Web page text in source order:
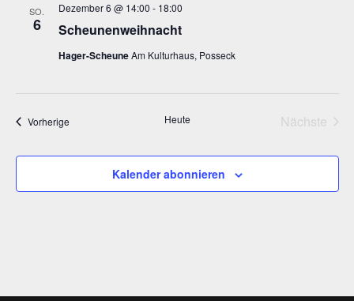
SO.
6 Scheunenweihnacht
Dezember 6 @ 14:00 - 18:00
Hager-ScheuneAm Kulturhaus, Posseck
VorherigeVeranstaltungen Heute
Nächste
Kalender abonnieren